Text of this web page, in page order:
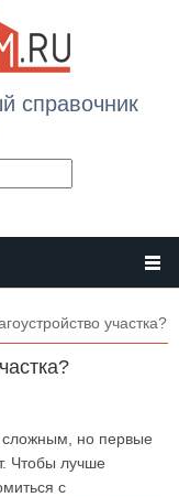
справочник
участка?
сложным, но первые
Чтобы лучше
с